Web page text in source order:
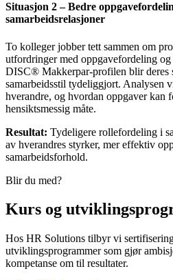
Situasjon 2 – Bedre
samarbeidsrelasjoner
To kolleger jobber tett sammen om
utfordringer med oppgavefordeling
DISC® Makkerpar-profilen blir deres
samarbeidsstil tydeliggjort. Analysen
hverandre, og hvordan oppgaver kan
hensiktsmessig måte.
Resultat: Tydeligere rollefordeling i
av hverandres styrker, mer effektiv
samarbeidsforhold.
Blir du med?
Kurs og
Hos HR Solutions tilbyr vi
utviklingsprogrammer som gjør
kompetanse om til resultater.